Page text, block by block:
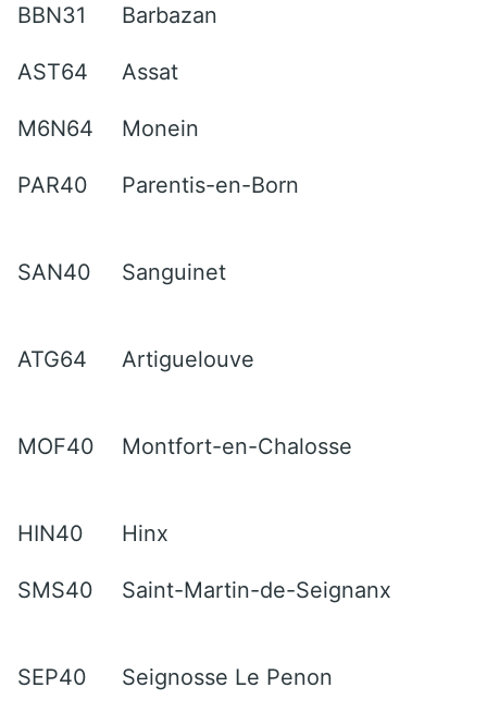
BBN31 Barbazan
AST64 Assat
M6N64 Monein
PAR40 Parentis-en-Born
SAN40 Sanguinet
ATG64 Artiguelouve
MOF40 Montfort-en-Chalosse
HIN40 Hinx
SMS40 Saint-Martin-de-Seignanx
SEP40 Seignosse Le Penon